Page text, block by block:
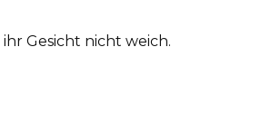
Gesicht nicht weich.